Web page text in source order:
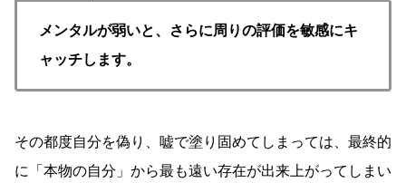
メンタルが弱いと、さらに周りの評価を敏感にキ
ャッチします。
その都度自分を偽り、嘘で塗り固めてしまっては、最終的
に「本物の自分」から最も遠い存在が出来上がってしまい